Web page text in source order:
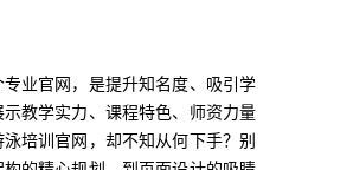
业官网，是提升知名度、吸引学
教学实力、课程特色、师资力量
培训官网，却不知从何下手？别